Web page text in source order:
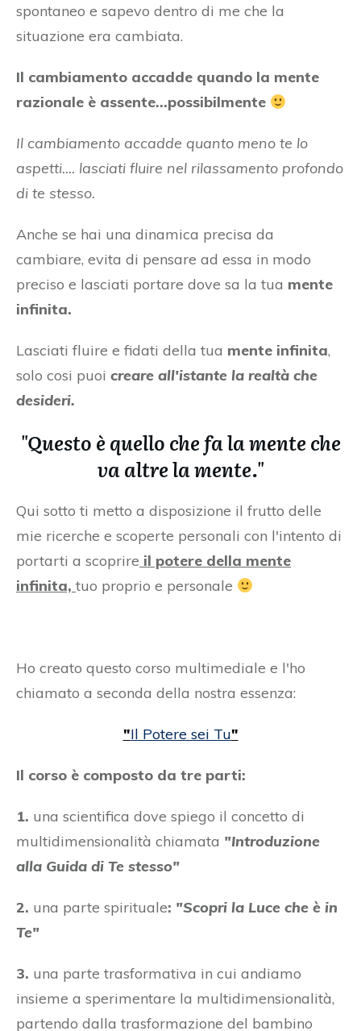
spontaneo e sapevo dentro di me che la
situazione era cambiata.
Il cambiamento accadde quando la mente
razionale è assente...possibilmente
Il cambiamento accadde quanto meno te lo
aspetti.... lasciati fluire nel rilassamento profondo
di te stesso.
Anche se hai una dinamica precisa da
cambiare, evita di pensare ad essa in modo
preciso e lasciati portare dove sa la tua mente
infinita.
Lasciati fluire e fidati della tua mente infinita,
solo cosi puoi creare all'istante la realtà che
desideri.
"Questo è quello che fa la mente che
va altre la mente."
Qui sotto ti metto a disposizione il frutto delle
mie ricerche e scoperte personali con l'intento di
portarti a scoprire il potere della mente
infinita, tuo proprio e personale
Ho creato questo corso multimediale e l'ho
chiamato a seconda della nostra essenza:
"Il Potere sei Tu"
Il corso è composto da tre parti:
1. una scientifica dove spiego il concetto di
multidimensionalità chiamata "Introduzione
alla Guida di Te stesso"
2. una parte spirituale: "Scopri la Luce che è in
Te"
3. una parte trasformativa in cui andiamo
insieme a sperimentare la multidimensionalità,
partendo dalla trasformazione del bambino